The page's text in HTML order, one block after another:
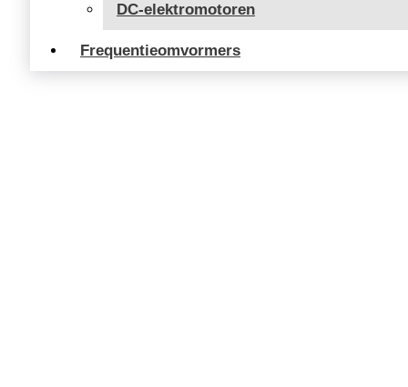
DC-elektromotoren
Frequentieomvormers